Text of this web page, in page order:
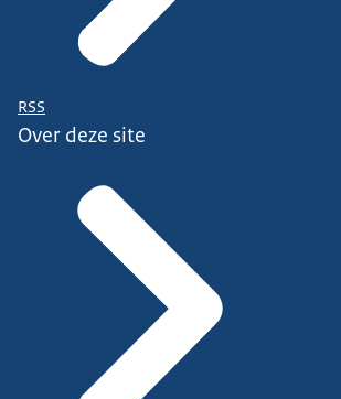
RSS
Over deze site